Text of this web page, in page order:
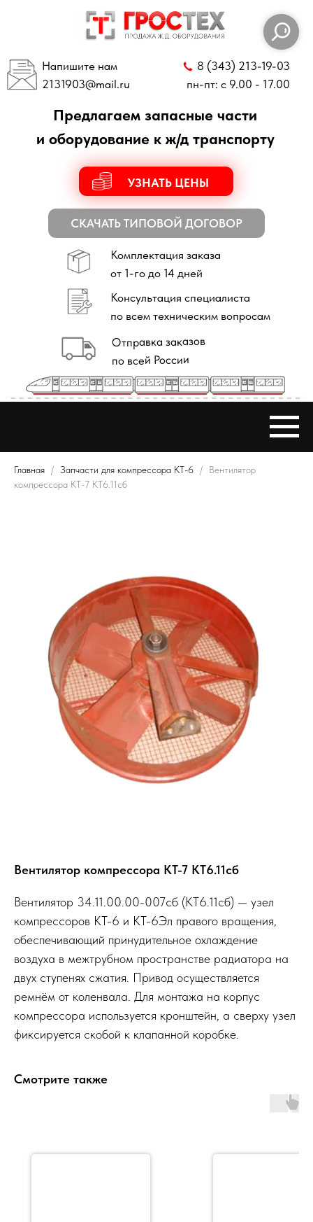
пн-пт: с 9.00 - 17.00
2131903
СКАЧАТЬ ТИПОВОЙ ДОГОВОР
Предлагаем запасные части
Комплектация заказа
от 1-го до 14 дней
по всем техническим вопросам
по всей России
Главная Запчасти для компрессора КТ-6
Вентилятор
компрессора КТ-7 КТ6.11сб
Вентилятор компрессора КТ-7 КТ6.11сб
Вентилятор 34.11.00.00-007сб (КТ6.11сб) — узел
компрессоров КТ-6 и КТ-6Эл правого вращения,
обеспечивающий принудительное охлаждение
воздуха в межтрубном пространстве радиатора на
двух ступенях сжатия. Привод осуществляется
ремнём от коленвала. Для монтажа на корпус
компрессора используется кронштейн, а сверху узел
фиксируется скобой к клапанной коробке.
Смотрите также